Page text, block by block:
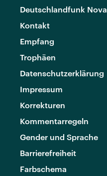
Deutschlandfunk Nova
Kontakt
Empfang
Trophäen
Datenschutzerklärung
Impressum
Korrekturen
Kommentarregeln
Gender und Sprache
Barrierefreiheit
Farbschema